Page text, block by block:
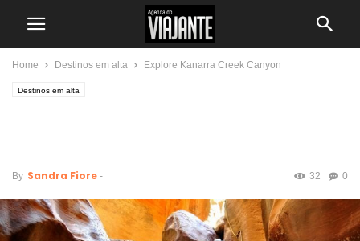
Home Destinos em alta Explore Kanarra Creek Canyon
Destinos em alta
By Sandra Fiore - 0
32